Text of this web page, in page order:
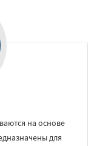
на основе
для